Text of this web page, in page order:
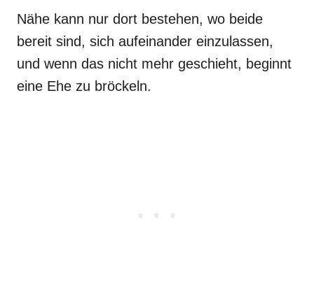
Nähe kann nur dort bestehen, wo beide
bereit sind, sich aufeinander einzulassen,
und wenn das nicht mehr geschieht, beginnt
eine Ehe zu bröckeln.